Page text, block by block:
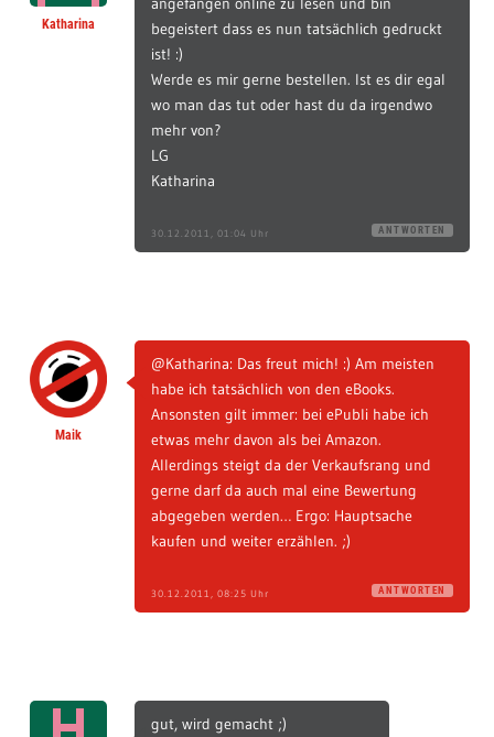
Katharina
begeistert dass es nun tatsächlich gedruckt
ist! :)
Werde es mir gerne bestellen. Ist es dir egal
wo man das tut oder hast du da irgendwo
mehr von?
LG
Katharina
30.12.2011, 01:04 Uhr ANTWORTEN
Maik
@Katharina: Das freut mich! :) Am meisten
habe ich tatsächlich von den eBooks.
Ansonsten gilt immer: bei ePubli habe ich
etwas mehr davon als bei Amazon.
Allerdings steigt da der Verkaufsrang und
gerne darf da auch mal eine Bewertung
abgegeben werden… Ergo: Hauptsache
kaufen und weiter erzählen. ;)
30.12.2011, 08:25 Uhr ANTWORTEN
gut, wird gemacht ;)